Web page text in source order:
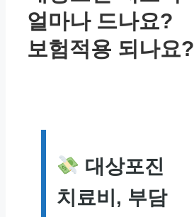
얼마나 드나요?
보험적용 되나요?
대상포진
치료비, 부담